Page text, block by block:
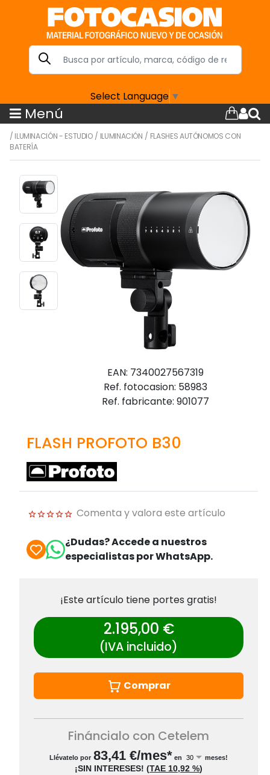
Select Language ▼
Menú
/ ILUMINACIÓN - ESTUDIO/ ILUMINACIÓN / FLASHES AUTÓNOMOS CON
BATERÍA
EAN: 7340027567319
Ref. fotocasion: 58983
Ref. fabricante: 901077
FLASH PROFOTO B30
Comenta y valora este artículo
¿Dudas? Accede a nuestros
especialistas por WhatsApp.
¡Este artículo tiene portes gratis!
2.195,00 €
(IVA incluido)
Comprar
Fináncialo con Cetelem
Llévatelo por 83,41 €/mes* en meses!
¡SIN INTERESES! (TAE 10,92 %)